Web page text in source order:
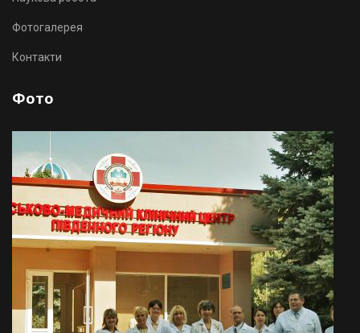
Фотогалерея
Контакти
Фото